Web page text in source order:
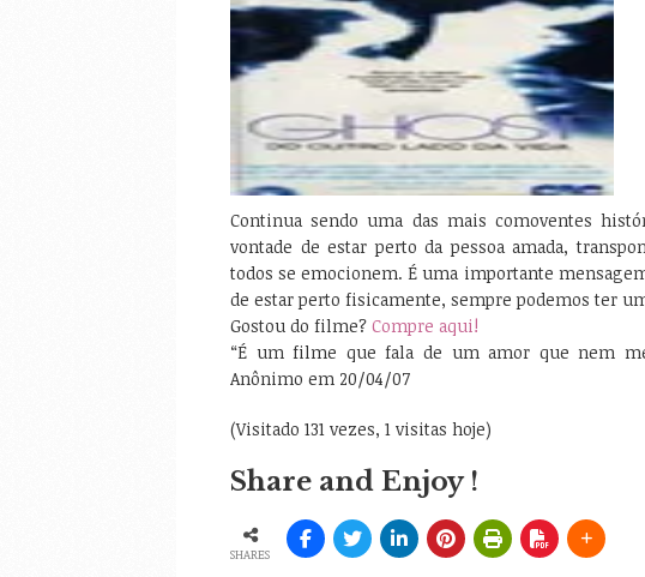
Continua sendo uma das mais comoventes
vontade de estar perto da pessoa amada,
todos se emocionem. É uma importante
de estar perto fisicamente, sempre podemos ter
Gostou do filme? Compre aqui!
“É um filme que fala de um amor que nem
Anônimo em 20/04/07
(Visitado 131 vezes, 1 visitas hoje)
Share and Enjoy !
SHARES